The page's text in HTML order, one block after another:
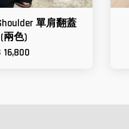
單肩翻蓋
兩色)
16,800